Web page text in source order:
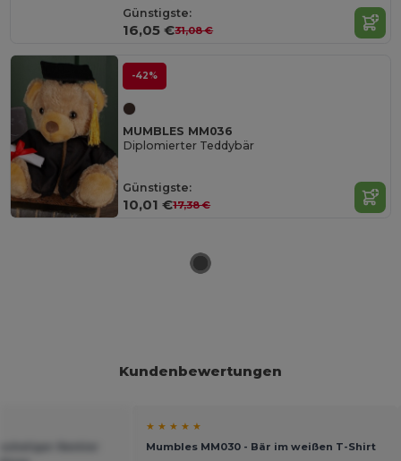
Günstigste:
16,05 €31,08 €
-42%
MUMBLES MM036
Diplomierter Teddybär
Günstigste:
10,01 €17,38 €
Kundenbewertungen
★ ★ ★ ★ ★
Mumbles MM030 - Bär im weißen T-Shirt